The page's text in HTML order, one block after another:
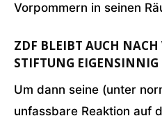
Vorpommern in seinen
ZDF BLEIBT AUCH NACH
STIFTUNG EIGENSINNIG
Um dann seine (unter
unfassbare Reaktion auf